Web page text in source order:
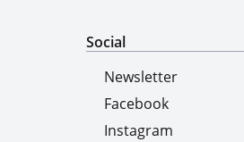
Social
Newsletter
Facebook
Instagram